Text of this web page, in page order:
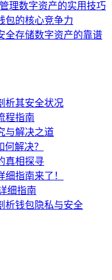
理数字资产的实用技巧
包的核心竞争力
全存储数字资产的靠谱
析其安全状况
程指南
与解决之道
解决？
真相探寻
指南来了！
细指南
析钱包隐私与安全